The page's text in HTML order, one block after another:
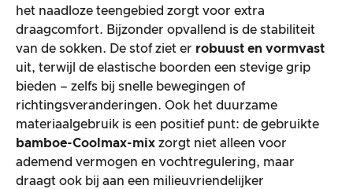
het naadloze teengebied zorgt voor extra
draagcomfort. Bijzonder opvallend is de stabiliteit
van de sokken. De stof ziet er robuust en vormvast
uit, terwijl de elastische boorden een stevige grip
bieden – zelfs bij snelle bewegingen of
richtingsveranderingen. Ook het duurzame
materiaalgebruik is een positief punt: de gebruikte
bamboe-Coolmax-mix zorgt niet alleen voor
ademend vermogen en vochtregulering, maar
draagt ook bij aan een milieuvriendelijker